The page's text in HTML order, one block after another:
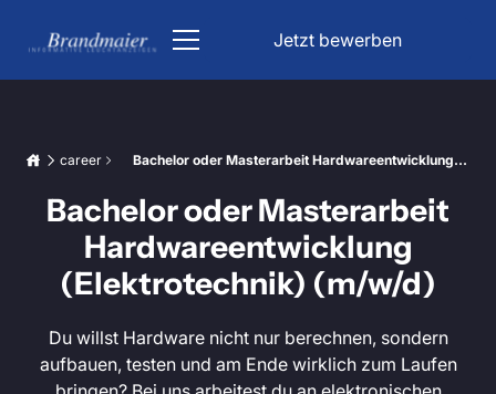
Jetzt bewerben
Public transport
Rail Display Board
Station Display Board
DFI indicator
Church Lighting
Church Song Display
Parking & traffic
Parking Garage Signs
Underground Parking Lighting
Industry
Accident-free Days Display
Informational displays
Notifications
Lighting technology
career
Bachelor oder Masterarbeit Hardwareentwicklung
Bachelor oder Masterarbeit
Hardwareentwicklung
(Elektrotechnik) (m/w/d)
Du willst Hardware nicht nur berechnen, sondern
aufbauen, testen und am Ende wirklich zum Laufen